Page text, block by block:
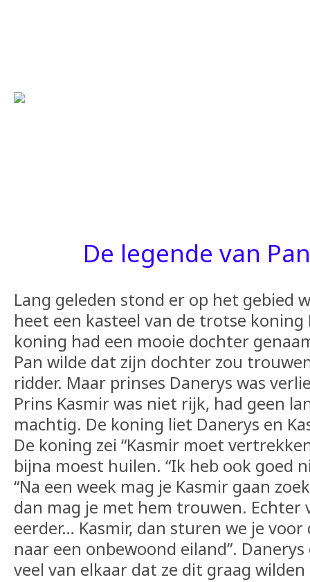
De legende van
Lang geleden stond er op het gebied
heet een kasteel van de trotse koning
koning had een mooie dochter
Pan wilde dat zijn dochter zou
ridder. Maar prinses Danerys was
Prins Kasmir was niet rijk, had geen
machtig. De koning liet Danerys en
De koning zei “Kasmir moet
bijna moest huilen. “Ik heb ook goed
“Na een week mag je Kasmir gaan
dan mag je met hem trouwen. Echter
eerder… Kasmir, dan sturen we je
naar een onbewoond eiland”.
veel van elkaar dat ze dit graag